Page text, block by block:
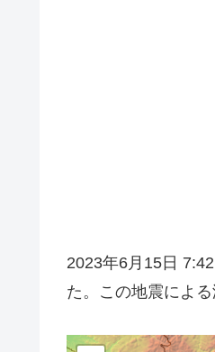
2023年6月15日
た。この地震によ